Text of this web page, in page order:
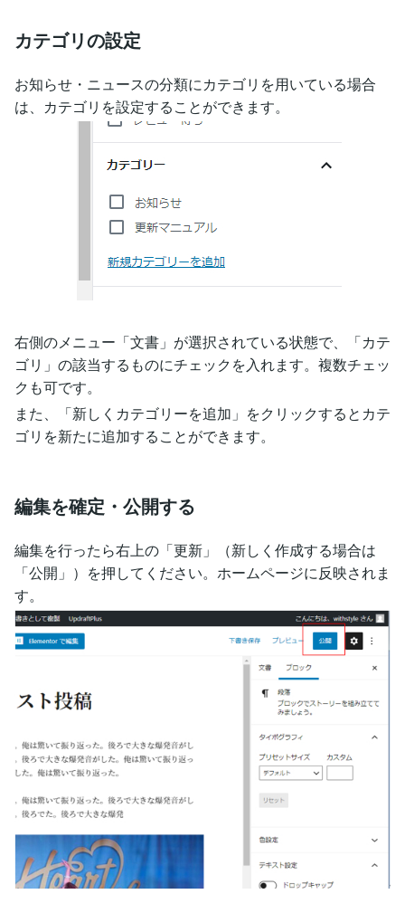
カテゴリの設定
お知らせ・ニュースの分類にカテゴリを用いている場合
は、カテゴリを設定することができます。
右側のメニュー「文書」が選択されている状態で、「カテ
ゴリ」の該当するものにチェックを入れます。複数チェッ
クも可です。
また、「新しくカテゴリーを追加」をクリックするとカテ
ゴリを新たに追加することができます。
編集を確定・公開する
編集を行ったら右上の「更新」（新しく作成する場合は
「公開」）を押してください。ホームページに反映されま
す。